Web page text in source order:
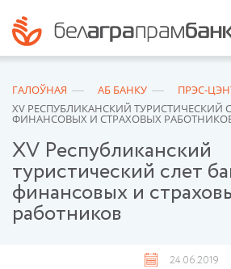
ГАЛОЎНАЯ АБ БАНКУ ПРЭС-
XV РЕСПУБЛИКАНСКИЙ ТУРИСТИЧЕСКИЙ
ФИНАНСОВЫХ И СТРАХОВЫХ
XV Республиканский
туристический слет
финансовых и
работников
24.06.2019